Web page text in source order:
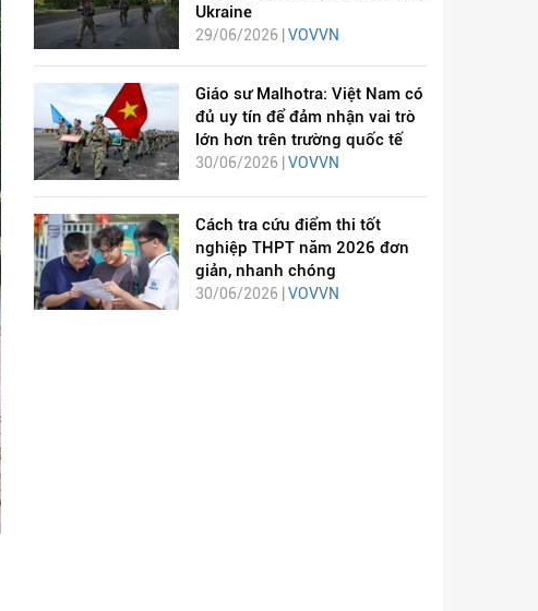
Ukraine
29/06/2026 | VOVVN
Giáo sư Malhotra: Việt Nam có
đủ uy tín để đảm nhận vai trò
lớn hơn trên trường quốc tế
30/06/2026 | VOVVN
Cách tra cứu điểm thi tốt
nghiệp THPT năm 2026 đơn
giản, nhanh chóng
30/06/2026 | VOVVN